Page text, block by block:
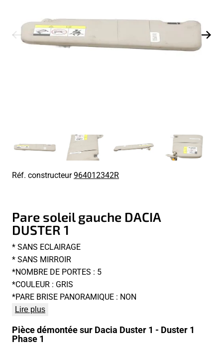
Réf. constructeur964012342R
Pare soleil gauche DACIA
DUSTER 1
* SANS ECLAIRAGE
* SANS MIRROIR
*NOMBRE DE PORTES : 5
*COULEUR : GRIS
*PARE BRISE PANORAMIQUE : NON
Lire plus
Pièce démontée sur Dacia Duster 1 - Duster 1
Phase 1